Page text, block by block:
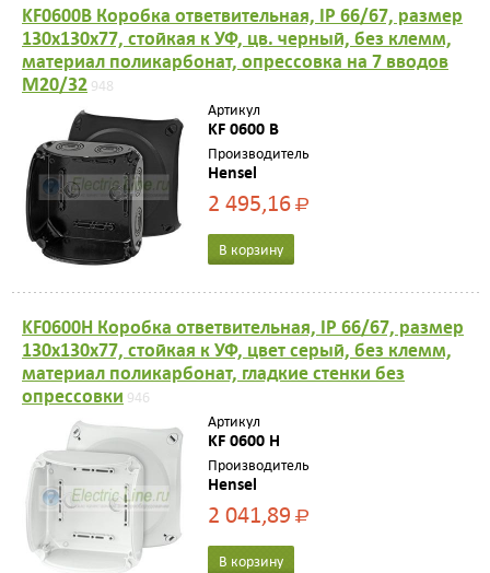
KF0600B Коробка ответвительная, IP 66/67, размер
130х130х77, стойкая к УФ, цв. черный, без клемм,
материал поликарбонат, опрессовка на 7 вводов
M20/32 948
Артикул
KF 0600 B
Производитель
Hensel
2 495,16Р
В корзину
KF0600H Коробка ответвительная, IP 66/67, размер
130х130х77, стойкая к УФ, цвет серый, без клемм,
материал поликарбонат, гладкие стенки без
опрессовки 946
Артикул
KF 0600 H
Производитель
Hensel
2 041,89Р
В корзину